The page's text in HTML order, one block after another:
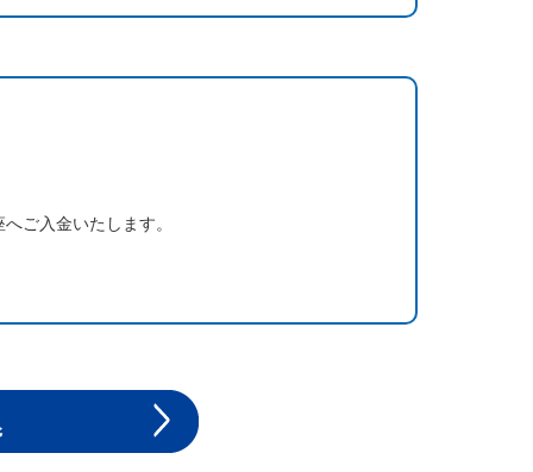
ご入金いたします。